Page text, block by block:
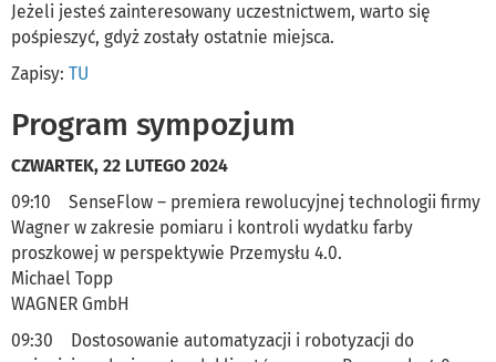
Jeżeli jesteś zainteresowany uczestnictwem, warto się
pośpieszyć, gdyż zostały ostatnie miejsca.
Zapisy: TU
Program sympozjum
CZWARTEK, 22 LUTEGO 2024
09:10 SenseFlow – premiera rewolucyjnej technologii firmy
Wagner w zakresie pomiaru i kontroli wydatku farby
proszkowej w perspektywie Przemysłu 4.0.
Michael Topp
WAGNER GmbH
09:30 Dostosowanie automatyzacji i robotyzacji do